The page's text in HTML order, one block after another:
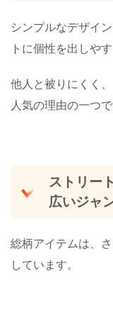
シンプルなデザイ
トに個性を出しや
他人と被りにくく
人気の理由の一つで
ストリー
広いジャ
総柄アイテムは、
しています。